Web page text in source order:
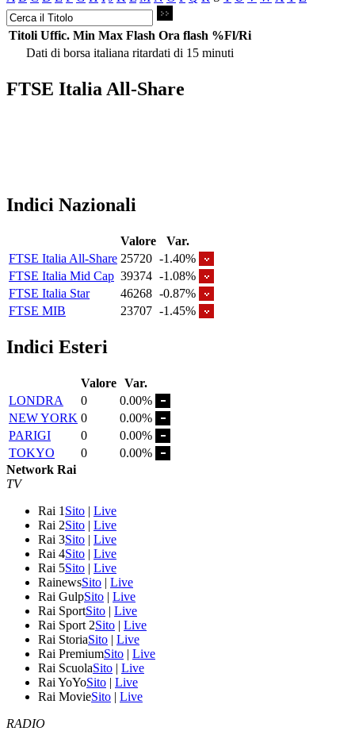
Titoli Uffic. Min Max Flash Ora flash %Fl/Ri
Dati di borsa italiana ritardati di 15 minuti
FTSE Italia All-Share
Indici Nazionali
Valore
Var.
FTSE Italia All-Share 25720 -1.40%
FTSE Italia Mid Cap 39374 -1.08%
FTSE Italia Star
46268 -0.87%
FTSE MIB
23707 -1.45%
Indici Esteri
Valore Var.
LONDRA
0
0.00%
NEW YORK 0
0.00%
PARIGI
0
0.00%
TOKYO
0
0.00%
Network Rai
TV
Rai 1 Sito | Live
Rai 2Sito | Live
Rai 3Sito | Live
Rai 4Sito | Live
Rai 5Sito | Live
RainewsSito | Live
Rai GulpSito | Live
Rai SportSito | Live
Rai Sport 2Sito | Live
Rai StoriaSito | Live
Rai PremiumSito | Live
Rai ScuolaSito | Live
Rai YoYoSito | Live
Rai MovieSito | Live
RADIO